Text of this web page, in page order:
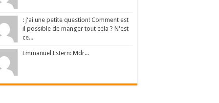
: j'ai une petite question! Comment est
il possible de manger tout cela ? N'est
ce...
Emmanuel Estern: Mdr...